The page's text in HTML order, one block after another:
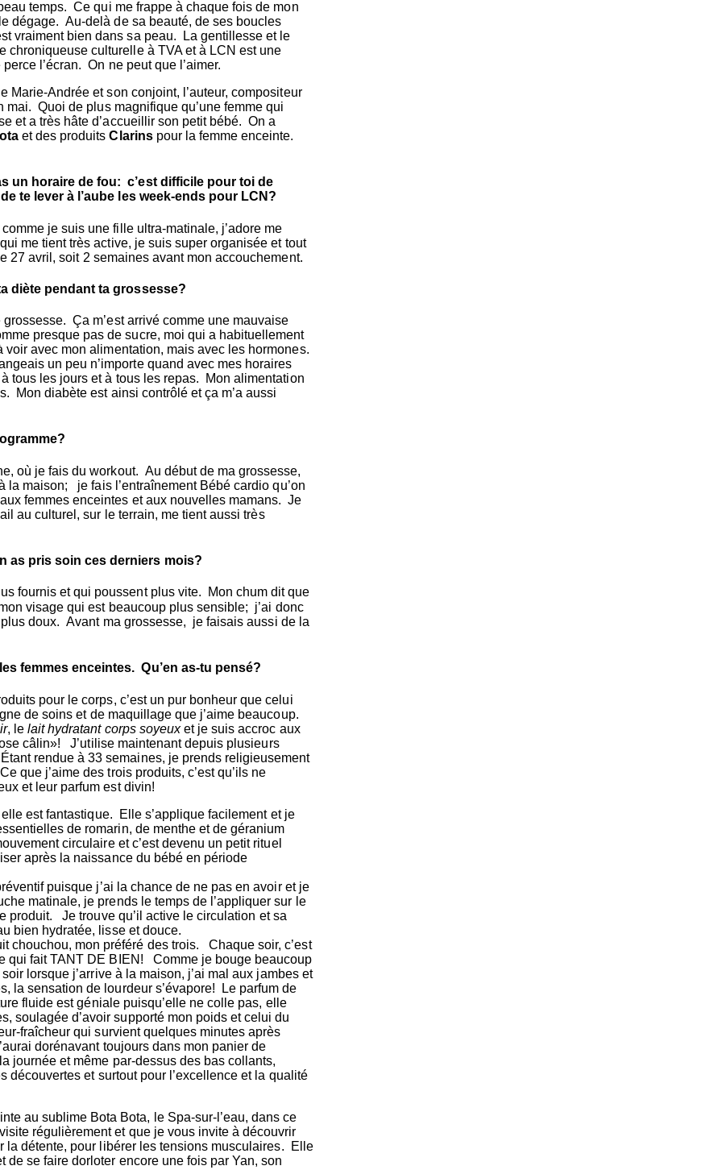
temps. Ce qui me frappe à chaque fois de mon
dégage. Au-delà de sa beauté, de ses boucles
vraiment bien dans sa peau. La gentillesse et le
culturelle à TVA et à LCN est une
l’écran. On ne peut que l’aimer.
Andrée et son conjoint, l’auteur, compositeur
Quoi de plus magnifique qu’une femme qui
et a très hâte d’accueillir son petit bébé. On a
et des produitsClarins pour la femme enceinte.
un horaire de fou: c’est difficile pour toi de
te lever à l’aube les week-ends pour LCN?
je suis une fille ultra-matinale, j’adore me
me tient très active, je suis super organisée et tout
27 avril, soit 2 semaines avant mon accouchement.
diète pendant ta grossesse?
Ça m’est arrivé comme une mauvaise
presque pas de sucre, moi qui a habituellement
avec mon alimentation, mais avec les hormones.
un peu n’importe quand avec mes horaires
tous les jours et à tous les repas. Mon alimentation
Mon diabète est ainsi contrôlé et ça m’a aussi
où je fais du workout. Au début de ma grossesse,
la maison; je fais l’entraînement Bébé cardio qu’on
femmes enceintes et aux nouvelles mamans. Je
au culturel, sur le terrain, me tient aussi très
as pris soin ces derniers mois?
fournis et qui poussent plus vite. Mon chum dit que
visage qui est beaucoup plus sensible; j’ai donc
doux. Avant ma grossesse, je faisais aussi de la
femmes enceintes. Qu’en as-tu pensé?
pour le corps, c’est un pur bonheur que celui
de soins et de maquillage que j’aime beaucoup.
, lelait hydratant corps soyeuxet je suis accroc aux
câlin»! J’utilise maintenant depuis plusieurs
rendue à 33 semaines, je prends religieusement
que j’aime des trois produits, c’est qu’ils ne
et leur parfum est divin!
est fantastique. Elle s’applique facilement et je
de romarin, de menthe et de géranium
circulaire et c’est devenu un petit rituel
après la naissance du bébé en période
puisque j’ai la chance de ne pas en avoir et je
matinale, je prends le temps de l’appliquer sur le
produit. Je trouve qu’il active le circulation et sa
bien hydratée, lisse et douce.
chouchou, mon préféré des trois. Chaque soir, c’est
qui fait TANT DE BIEN! Comme je bouge beaucoup
lorsque j’arrive à la maison, j’ai mal aux jambes et
la sensation de lourdeur s’évapore! Le parfum de
fluide est géniale puisqu’elle ne colle pas, elle
soulagée d’avoir supporté mon poids et celui du
fraîcheur qui survient quelques minutes après
dorénavant toujours dans mon panier de
journée et même par-dessus des bas collants,
découvertes et surtout pour l’excellence et la qualité
au sublime Bota Bota, le Spa-sur-l’eau, dans ce
régulièrement et que je vous invite à découvrir
détente, pour libérer les tensions musculaires. Elle
de se faire dorloter encore une fois par Yan, son